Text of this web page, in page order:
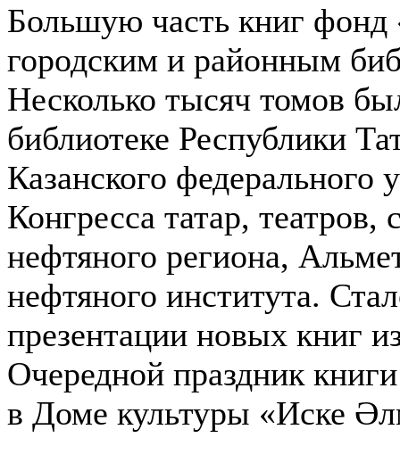
Большую часть книг фонд
городским и районным
Несколько тысяч томов
библиотеке Республики
Казанского федерального
Конгресса татар,
нефтяного региона,
нефтяного института.
презентации новых книг
Очередной праздник
в Доме культуры «Иске